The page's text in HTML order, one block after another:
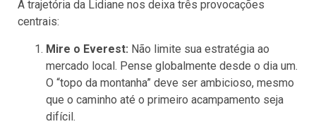
A trajetória da Lidiane nos deixa três provocações
centrais:
Mire o Everest: Não limite sua estratégia ao
mercado local. Pense globalmente desde o dia um.
O “topo da montanha” deve ser ambicioso, mesmo
que o caminho até o primeiro acampamento seja
difícil.